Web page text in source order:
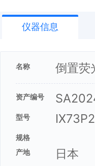
仪器信息
名称 倒置
资产编号
型号
规格
产地
日本